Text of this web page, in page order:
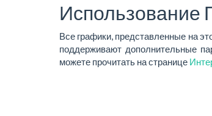
Использование
Все графики, представленные на
поддерживают дополнительные
можете прочитать на странице